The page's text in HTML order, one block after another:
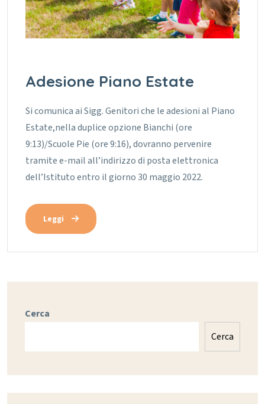
Adesione Piano Estate
Si comunica ai Sigg. Genitori che le adesioni al Piano
Estate,nella duplice opzione Bianchi (ore
9:13)/Scuole Pie (ore 9:16), dovranno pervenire
tramite e-mail all’indirizzo di posta elettronica
dell’Istituto entro il giorno 30 maggio 2022.
Leggi
Cerca
Cerca